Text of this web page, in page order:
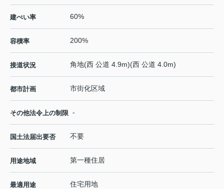
建ぺい率 60%
容積率 200%
接道状況 角地(西 公道 4.9m)(西 公道 4.0m)
都市計画 市街化区域
その他法令上の制限 -
国土法届出要否 不要
用途地域 第一種住居
最適用途 住宅用地